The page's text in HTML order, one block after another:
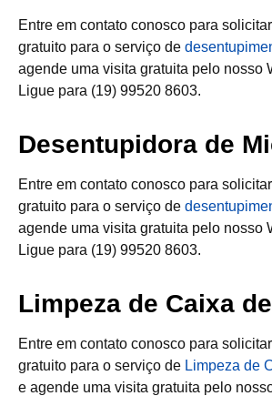
Entre em contato conosco para
gratuito para o serviço de
agende uma visita gratuita pelo nosso
Ligue para (19) 99520 8603.
Desentupidora de
Entre em contato conosco para
gratuito para o serviço de
agende uma visita gratuita pelo nosso
Ligue para (19) 99520 8603.
Limpeza de Caixa
Entre em contato conosco para
gratuito para o serviço de Limpeza de
e agende uma visita gratuita pelo